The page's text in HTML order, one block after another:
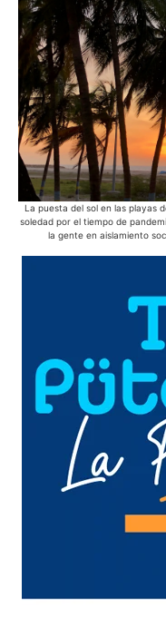
La puesta del sol en las playas
soledad por el tiempo de
la gente en aislamiento